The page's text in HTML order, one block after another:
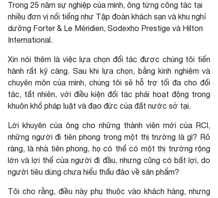
Trong 25 năm sự nghiệp của mình, ông từng công tác tại
nhiều đơn vị nổi tiếng như Tập đoàn khách sạn và khu nghỉ
dưỡng Forter & Le Méridien, Sodexho Prestige và Hilton
International.
Xin nói thêm là việc lựa chọn đối tác được chúng tôi tiến
hành rất kỹ càng. Sau khi lựa chọn, bằng kinh nghiệm và
chuyên môn của mình, chúng tôi sẽ hỗ trợ tối đa cho đối
tác, tất nhiên, với điều kiện đối tác phải hoạt động trong
khuôn khổ pháp luật và đạo đức của đất nước sở tại.
Lời khuyên của ông cho những thành viên mới của RCI,
những người đi tiên phong trong một thị trường là gì? Rõ
ràng, là nhà tiên phong, họ có thể có một thị trường rộng
lớn và lợi thế của người đi đầu, nhưng cũng có bất lợi, do
người tiêu dùng chưa hiểu thấu đáo về sản phẩm?
Tôi cho rằng, điều này phụ thuộc vào khách hàng, nhưng